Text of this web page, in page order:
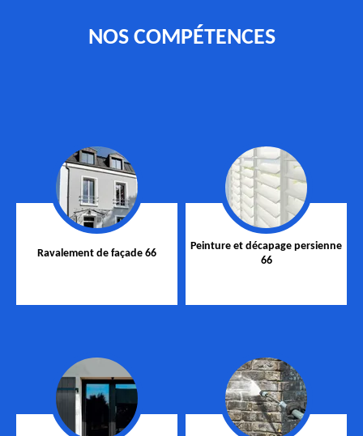
NOS COMPÉTENCES
Ravalement de façade 66
Peinture et décapage persienne
66